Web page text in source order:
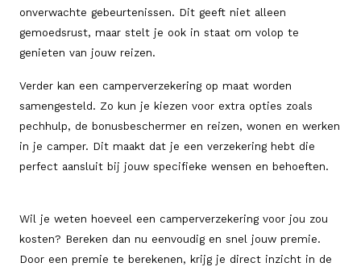
onverwachte gebeurtenissen. Dit geeft niet alleen
gemoedsrust, maar stelt je ook in staat om volop te
genieten van jouw reizen.
Verder kan een camperverzekering op maat worden
samengesteld. Zo kun je kiezen voor extra opties zoals
pechhulp, de bonusbeschermer en reizen, wonen en werken
in je camper. Dit maakt dat je een verzekering hebt die
perfect aansluit bij jouw specifieke wensen en behoeften.
Wil je weten hoeveel een camperverzekering voor jou zou
kosten? Bereken dan nu eenvoudig en snel jouw premie.
Door een premie te berekenen, krijg je direct inzicht in de